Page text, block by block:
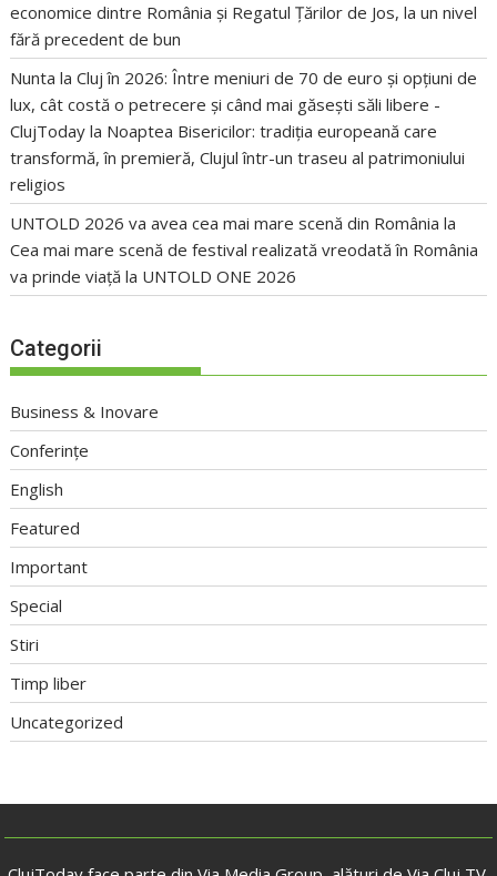
economice dintre România și Regatul Țărilor de Jos, la un nivel
fără precedent de bun
Nunta la Cluj în 2026: Între meniuri de 70 de euro și opțiuni de
lux, cât costă o petrecere și când mai găsești săli libere -
ClujToday la Noaptea Bisericilor: tradiția europeană care
transformă, în premieră, Clujul într-un traseu al patrimoniului
religios
UNTOLD 2026 va avea cea mai mare scenă din România la
Cea mai mare scenă de festival realizată vreodată în România
va prinde viață la UNTOLD ONE 2026
Categorii
Business & Inovare
Conferințe
English
Featured
Important
Special
Stiri
Timp liber
Uncategorized